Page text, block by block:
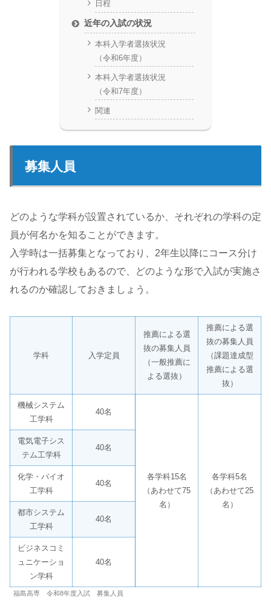
日程
近年の入試の状況
本科入学者選抜状況
（令和6年度）
本科入学者選抜状況
（令和7年度）
関連
募集人員
どのような学科が設置されているか、それぞれの学科の定
員が何名かを知ることができます。
入学時は一括募集となっており、2年生以降にコース分け
が行われる学校もあるので、どのような形で入試が実施さ
れるのか確認しておきましょう。
学科 入学定員
推薦による選
抜の募集人員
（一般推薦に
よる選抜）
推薦による選
抜の募集人員
（課題達成型
推薦による選
抜）
機械システム
工学科
40名
各学科15名
（あわせて75
名）
各学科5名
（あわせて25
名）
電気電子シス
テム工学科
40名
化学・バイオ
工学科
40名
都市システム
工学科
40名
ビジネスコミ
ュニケーショ
ン学科
40名
福島高専 令和8年度入試 募集人員